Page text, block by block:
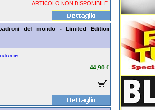
ARTICOLO NON DISPONIBILE
del mondo - Limited Edition
44,90 €